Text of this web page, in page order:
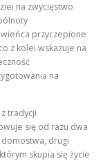
na zwycięstwo
przyczepione
z kolei wskazuje na
na
tradycji
się od razu dwa
drugi
skupia się życie